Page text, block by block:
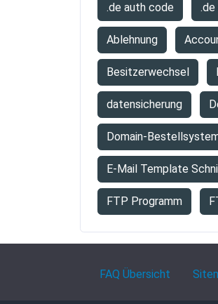
.de auth code
Ablehnung
Besitzerwechsel
datensicherung
Domain-
E-Mail Template
FTP Programm
FAQ Übersicht